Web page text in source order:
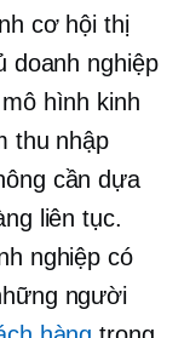
cơ hội thị
doanh nghiệp
hình kinh
thu nhập
cần dựa
liên tục.
nghiệp có
người